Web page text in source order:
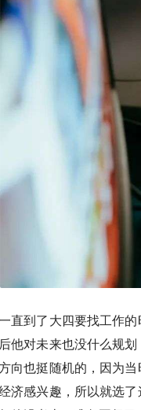
直到了大四要找工作
后他对未来也没什么规
向也挺随机的，因为
济感兴趣，所以就选